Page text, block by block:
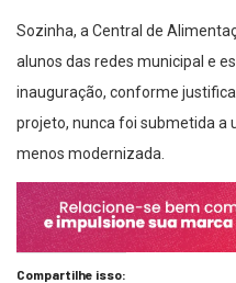
Sozinha, a Central de
alunos das redes municipal e
inauguração, conforme
projeto, nunca foi submetida a
menos modernizada.
Compartilhe isso: